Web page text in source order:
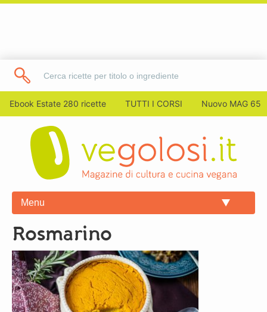
Ebook Estate 280 ricette TUTTI I CORSI Nuovo MAG 65
Menu
rosmarino